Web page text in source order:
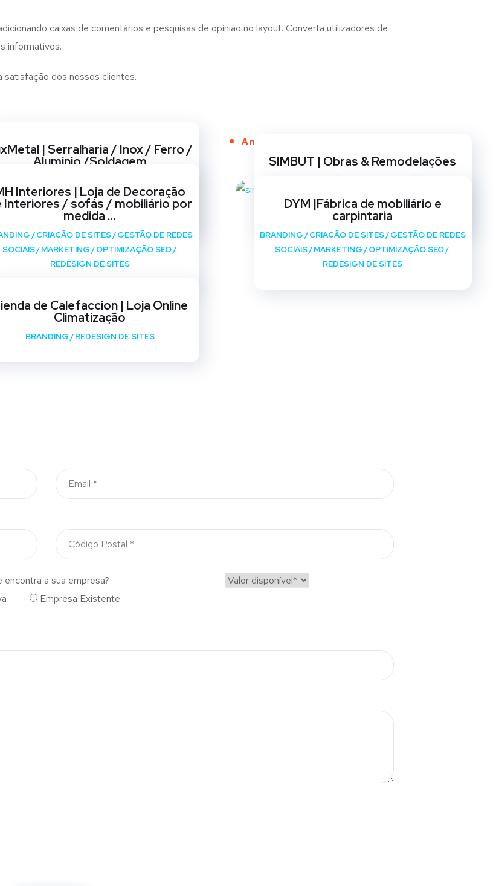
caixas de comentários e pesquisas de opinião no layout. Converta utilizadores de
informativos.
satisfação dos nossos clientes.
Anos de Serviço
| Serralharia / Inox / Ferro /
Alumínio /Soldagem
SOCIAIS/ MARKETING/OPTIMIZAÇÃO SEO/
REDESIGN DE SITES
SIMBUT | Obras & Remodelações
REDESIGN DE SITES
Interiores | Loja de Decoração
Interiores / sofás / mobiliário por
medida …
/CRIAÇÃO DE SITES/GESTÃO DE REDES
SOCIAIS/MARKETING/OPTIMIZAÇÃO SEO/
REDESIGN DE SITES
DYM |Fábrica de mobiliário e
carpintaria
BRANDING/CRIAÇÃO DE SITES/GESTÃO DE REDES
SOCIAIS/MARKETING/OPTIMIZAÇÃO SEO/
REDESIGN DE SITES
de Calefaccion | Loja Online
Climatização
BRANDING/REDESIGN DE SITES
encontra a sua empresa?
Empresa Existente